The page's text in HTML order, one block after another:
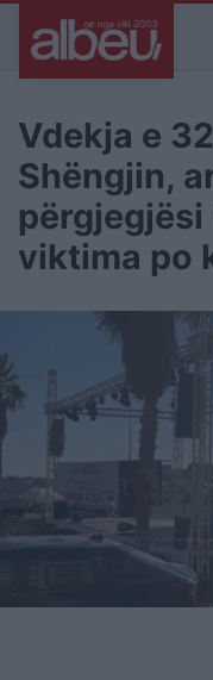
Vdekja e
Shëngjin,
viktima po